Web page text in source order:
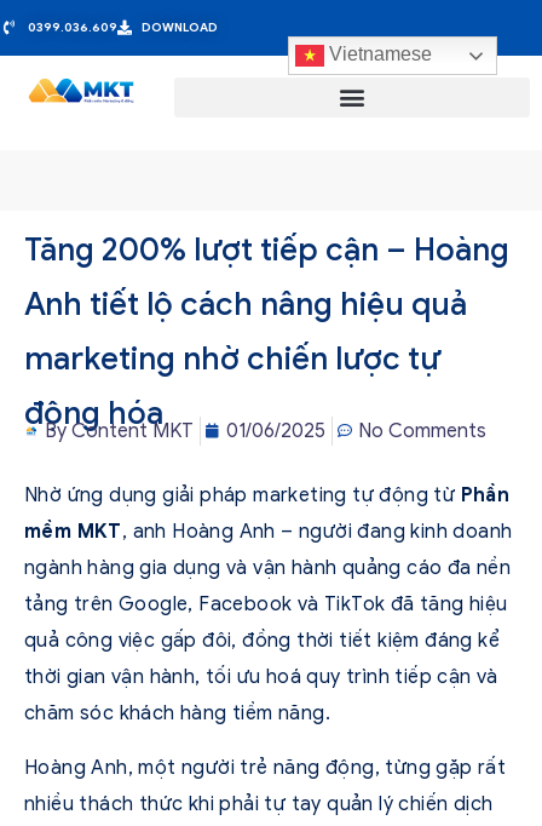
0399.036.609 DOWNLOAD
Vietnamese
Tăng 200% lượt tiếp cận – Hoàng
Anh tiết lộ cách nâng hiệu quả
marketing nhờ chiến lược tự
động hóa
ByContent MKT 01/06/2025 No Comments
Nhờ ứng dụng giải pháp marketing tự động từ Phần
mềm MKT, anh Hoàng Anh – người đang kinh doanh
ngành hàng gia dụng và vận hành quảng cáo đa nền
tảng trên Google, Facebook và TikTok đã tăng hiệu
quả công việc gấp đôi, đồng thời tiết kiệm đáng kể
thời gian vận hành, tối ưu hoá quy trình tiếp cận và
chăm sóc khách hàng tiềm năng.
Hoàng Anh, một người trẻ năng động, từng gặp rất
nhiều thách thức khi phải tự tay quản lý chiến dịch